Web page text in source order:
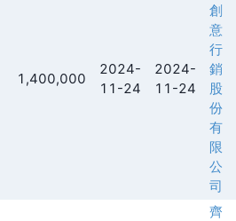
1,400,000
2024-
11-24
2024-
11-24
創
意
行
銷
股
份
有
限
公
司
齊